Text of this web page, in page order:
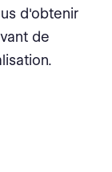
d'obtenir
de